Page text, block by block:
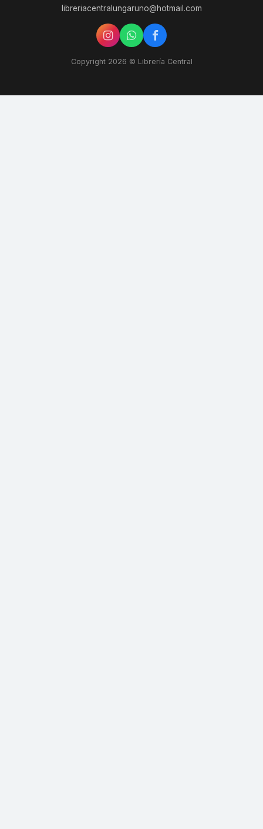
libreriacentralungaruno@hotmail.com
Copyright 2026 © Librería Central